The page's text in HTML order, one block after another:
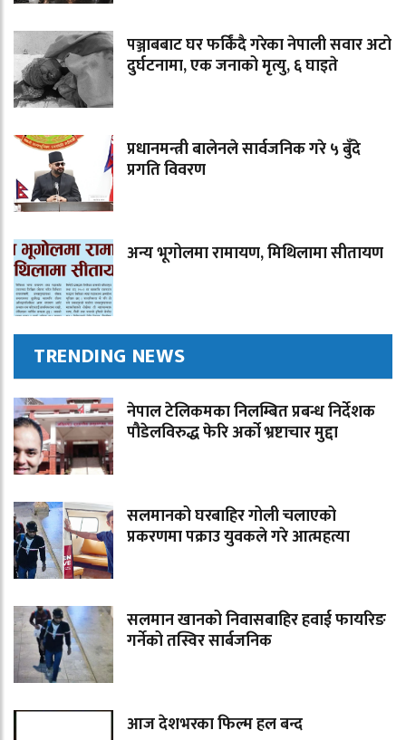
पञ्जाबबाट घर फर्किंदै गरेका नेपाली सवार अटो
दुर्घटनामा, एक जनाको मृत्यु, ६ घाइते
प्रधानमन्त्री बालेनले सार्वजनिक गरे ५ बुँदे
प्रगति विवरण
अन्य भूगोलमा रामायण, मिथिलामा सीतायण
TRENDING NEWS
नेपाल टेलिकमका निलम्बित प्रबन्ध निर्देशक
पौडेलविरुद्ध फेरि अर्को भ्रष्टाचार मुद्दा
सलमानको घरबाहिर गोली चलाएको
प्रकरणमा पक्राउ युवकले गरे आत्महत्या
सलमान खानको निवासबाहिर हवाई फायरिङ
गर्नेको तस्विर सार्बजनिक
आज देशभरका फिल्म हल बन्द